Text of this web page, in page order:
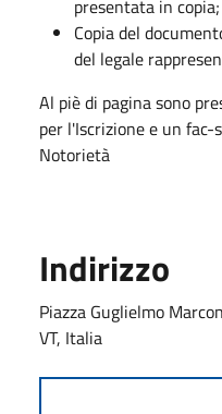
presentata in copia;
Copia del
del legale
Al piè di pagina sono
per l'Iscrizione e un
Notorietà
Indirizzo
Piazza Guglielmo
VT, Italia